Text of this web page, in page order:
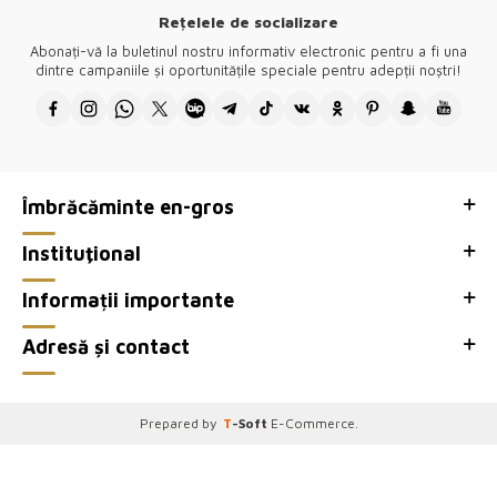
Desenele tuturor produselor noastre aparțin companiei noastre și sunt
produse în Turcia.
Vă mulțumim că ați vizitat Kazee Official, site-ul en-gros al magazinului
nostru de îmbrăcăminte pentru femei Kazee.
Rețelele de socializare
Abonați-vă la buletinul nostru informativ electronic pentru a fi una
dintre campaniile și oportunitățile speciale pentru adepții noștri!
Îmbrăcăminte en-gros
Instituţional
Informații importante
Adresă și contact
Prepared by T-Soft E-Commerce.